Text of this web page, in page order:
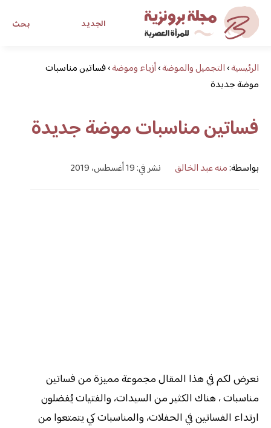
بحث الجديد
مجلة برونزية للفتاة العصريةالرئيسية›التجميل والموضة›أزياء وموضة›فساتين مناسبات
موضة جديدة
فساتين مناسبات موضة جديدة
بواسطة:منه عبد الخالق نشر في: 19 أغسطس، 2019
نعرض لكم في هذا المقال مجموعة مميزة من فساتين
مناسبات ، هناك الكثير من السيدات، والفتيات يُفضلون
ارتداء الفساتين في الحفلات، والمناسبات كي يتمتعوا من